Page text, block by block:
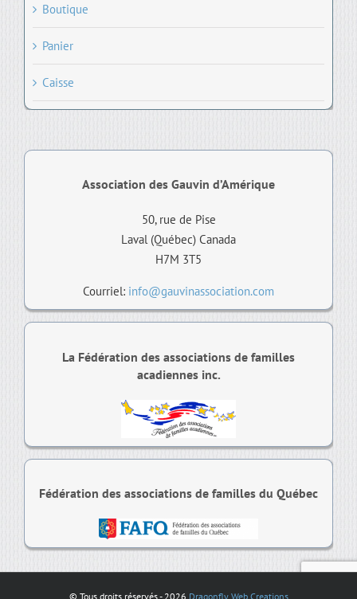
Association des Gauvin d’Amérique
50, rue de Pise
Laval (Québec) Canada
H7M 3T5
Courriel: info@gauvinassociation.com
La Fédération des associations de familles
acadiennes inc.
Fédération des associations de familles du Québec
Boutique
Panier
Caisse
© Tous droits réservés - 2026 Dragonfly Web Creations